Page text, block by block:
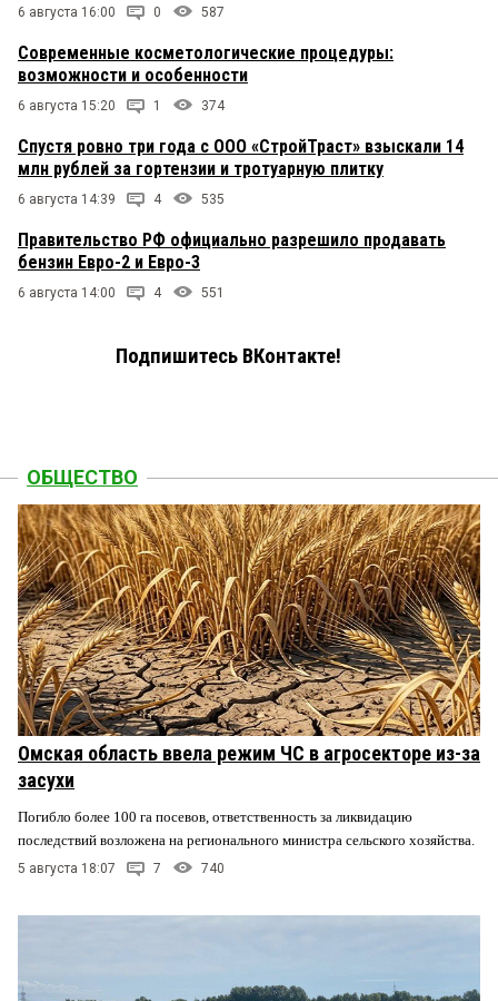
6 августа 16:00 0 587
Современные косметологические процедуры:
возможности и особенности
6 августа 15:20 1 374
Спустя ровно три года с ООО «СтройТраст» взыскали 14
млн рублей за гортензии и тротуарную плитку
6 августа 14:39 4 535
Правительство РФ официально разрешило продавать
бензин Евро-2 и Евро-3
6 августа 14:00 4 551
Подпишитесь ВКонтакте!
ОБЩЕСТВО
Омская область ввела режим ЧС в агросекторе из-за
засухи
Погибло более 100 га посевов, ответственность за ликвидацию
последствий возложена на регионального министра сельского хозяйства.
5 августа 18:07 7 740